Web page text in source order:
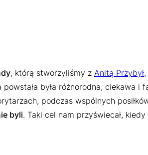
, którą stworzyliśmy z Anitą Przybył,
była różnorodna, ciekawa
podczas wspólnych
byli. Taki cel nam przyświecał,